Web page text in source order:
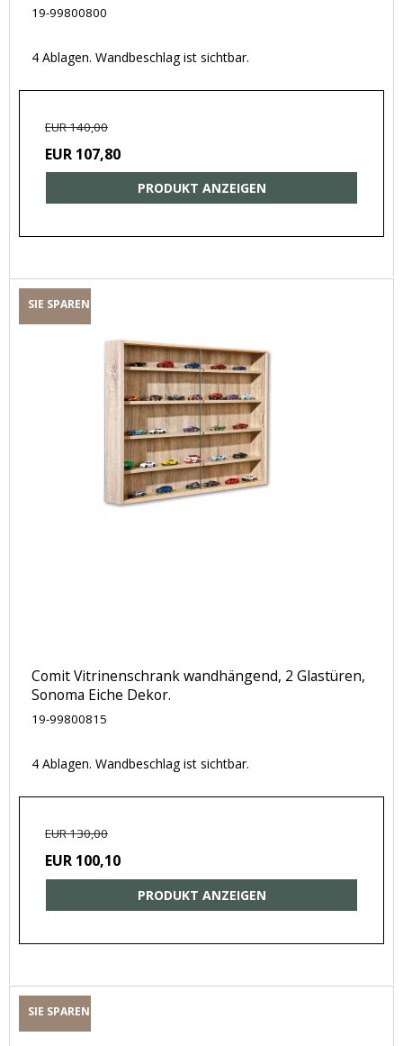
19-99800800
4 Ablagen. Wandbeschlag ist sichtbar.
EUR 140,00
EUR 107,80
PRODUKT ANZEIGEN
SIE SPAREN
Comit Vitrinenschrank wandhängend, 2 Glastüren,
Sonoma Eiche Dekor.
19-99800815
4 Ablagen. Wandbeschlag ist sichtbar.
EUR 130,00
EUR 100,10
PRODUKT ANZEIGEN
SIE SPAREN